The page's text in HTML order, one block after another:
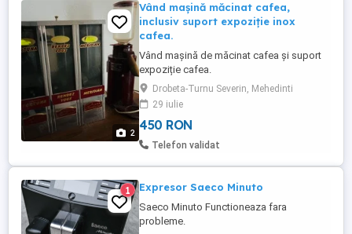
2
Vând mașină măcinat cafea,
inclusiv suport expoziție inox
cafea.
Vând mașină de măcinat cafea și suport
expoziție cafea.
Drobeta-Turnu Severin, Mehedinti
29 iulie
450 RON
Telefon validat
1 Expresor Saeco Minuto
Saeco Minuto Functioneaza fara
probleme.